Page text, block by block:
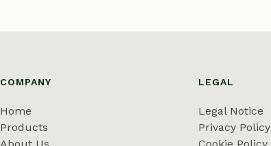
COMPANY
Home
Products
LEGAL
Legal Notice
Privacy Policy